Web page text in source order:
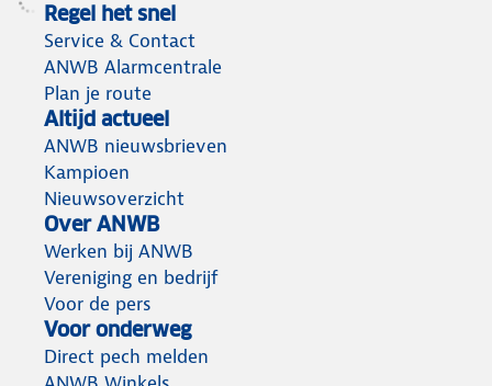
Regel het snel
Service & Contact
ANWB Alarmcentrale
Plan je route
Altijd actueel
ANWB nieuwsbrieven
Kampioen
Nieuwsoverzicht
Over ANWB
Werken bij ANWB
Vereniging en bedrijf
Voor de pers
Voor onderweg
Direct pech melden